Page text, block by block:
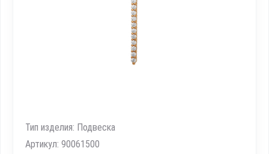
Тип изделия: Подвеска
Артикул: 90061500